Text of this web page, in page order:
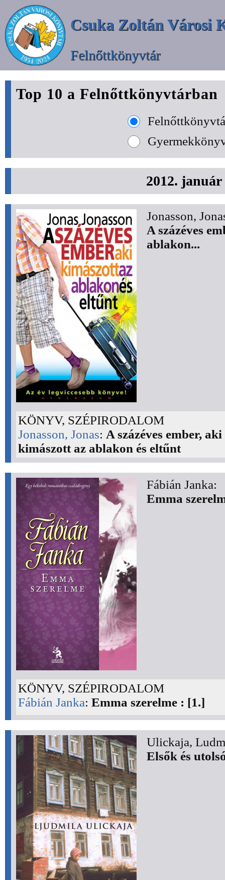
Csuka Zoltán Városi
Felnőttkönyvtár
Top 10 a Felnőttkönyvtárban
2012. január
Jonasson,
A százéves
ablakon...
KÖNYV, SZÉPIRODALOM
Jonasson, Jonas: A százéves ember, aki
kimászott az ablakon és eltűnt
Fábián Janka:
Emma
KÖNYV, SZÉPIRODALOM
Fábián Janka: Emma szerelme : [1.]
Ulickaja,
Elsők és